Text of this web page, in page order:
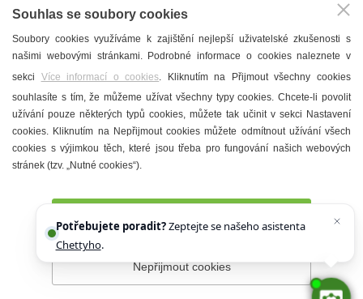
T. G. Masaryk
Mandloně
Ubytování
Restaurace
Městské muzeum a galerie
Denní meníčka
Prohlášení o přístupnosti Správce webu
Souhlas se soubory cookies
Soubory cookies využíváme k zajištění nejlepší uživatelské zkušenosti s
našimi webovými stránkami. Podrobné informace o cookies naleznete v
sekci Více informací o cookies. Kliknutím na Přijmout všechny cookies
souhlasíte s tím, že můžeme užívat všechny typy cookies. Chcete-li povolit
užívání pouze některých typů cookies, můžete tak učinit v sekci Nastavení
cookies. Kliknutím na Nepřijmout cookies můžete odmítnout užívání všech
cookies s výjimkou těch, které jsou třeba pro fungování našich webových
stránek (tzv. „Nutné cookies“).
Nepřijmout cookies
Potřebujete poradit?Zeptejte se našeho asistenta
Chettyho.